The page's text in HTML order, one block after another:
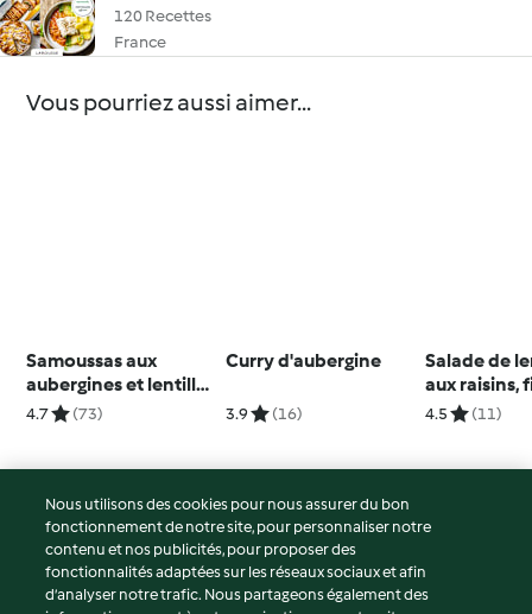
120 Recettes
France
Vous pourriez aussi aimer...
Samoussas aux
aubergines et lentilles
vertes
4.7 (73)
Curry d'aubergine
3.9 (16)
Salade de
aux raisins,
potimarron
4.5 (11)
© Copyright 2026
Conditions d'utilisation
Politique de confidentialité
Nous utilisons des cookies pour nous assurer du bon
fonctionnement de notre site, pour personnaliser notre
contenu et nos publicités, pour proposer des
fonctionnalités adaptées sur les réseaux sociaux et afin
d’analyser notre trafic. Nous partageons également des